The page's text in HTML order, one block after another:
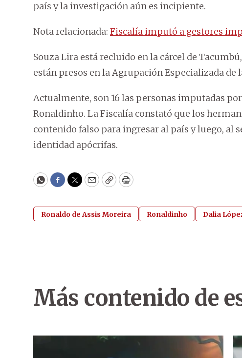
país y la investigación aún es incipiente.
Nota relacionada: Fiscalía imputó a gestores
Souza Lira está recluido en la cárcel de
están presos en la Agrupación Especializada de
Actualmente, son 16 las personas imputadas
Ronaldinho. La Fiscalía constató que los
contenido falso para ingresar al país y luego, al
identidad apócrifas.
WhatsApp
Facebook
Twitter
EmailCopyPrint
Ronaldo de Assis Moreira Ronaldinho Dalia
Más contenido de